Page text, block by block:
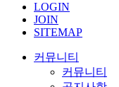
LOGIN
JOIN
SITEMAP
커뮤니티
커뮤니티